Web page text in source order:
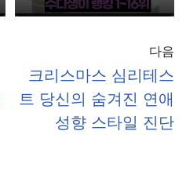
다음
크리스마스 심리테스
트 당신의 숨겨진 연애
성향 스타일 진단